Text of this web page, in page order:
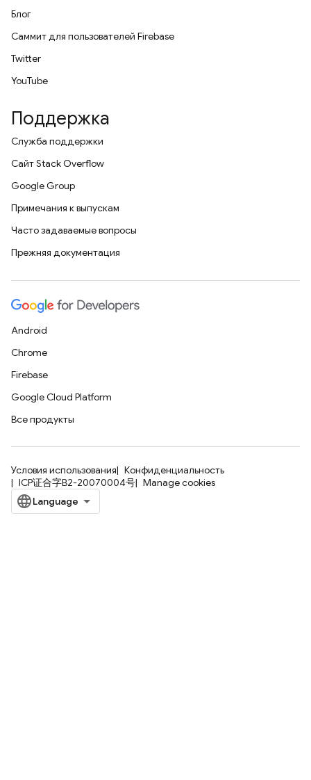
Блог
Саммит для пользователей Firebase
Twitter
YouTube
Поддержка
Служба поддержки
Сайт Stack Overflow
Google Group
Примечания к выпускам
Часто задаваемые вопросы
Прежняя документация
Android
Chrome
Firebase
Google Cloud Platform
Все продукты
Условия использования
Конфиденциальность
ICP证合字B2-20070004号
Manage cookies